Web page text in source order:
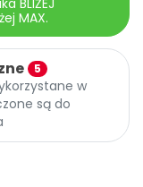
BLIŻEJ
MAX.
5
w
są do